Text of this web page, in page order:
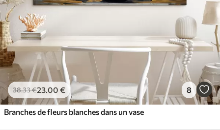
38.33€23 .00 € 8
Branches de fleurs blanches dans un vase